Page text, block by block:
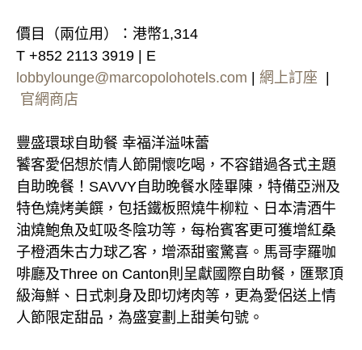
價目（兩位用）：港幣1,314
T +852 2113 3919 | E
lobbylounge@marcopolohotels.com
網上訂座
官網商店
豐盛環球自助餐 幸福洋溢味蕾
饕客愛侶想於情人節開懷吃喝，不容錯過各式主題
自助晚餐！SAVVY自助晚餐水陸畢陳，特備亞洲及
特色燒烤美饌，包括鐵板照燒牛柳粒、日本清酒牛
油燒鮑魚及虹吸冬陰功等，每枱賓客更可獲增紅桑
子橙酒朱古力球乙客，增添甜蜜驚喜。馬哥孛羅咖
啡廳及Three on Canton則呈獻國際自助餐，匯聚頂
級海鮮、日式刺身及即切烤肉等，更為愛侶送上情
人節限定甜品，為盛宴劃上甜美句號。